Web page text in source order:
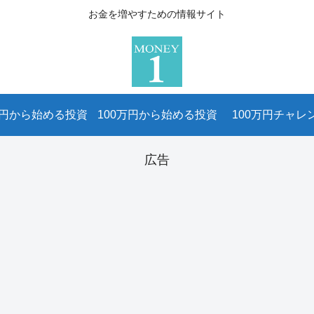
お金を増やすための情報サイト
から始める投資 100万円から始める投資 100万円チャレ
広告